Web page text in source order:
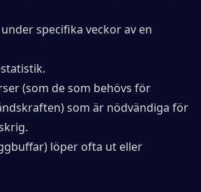
specifika veckor av en
(som de som behövs för
som är nödvändiga för
löper ofta ut eller